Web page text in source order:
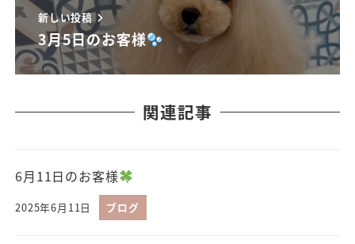
新しい投稿
3月5日のお客様
関連記事
6月11日のお客様
2025年6月11日 ブログ